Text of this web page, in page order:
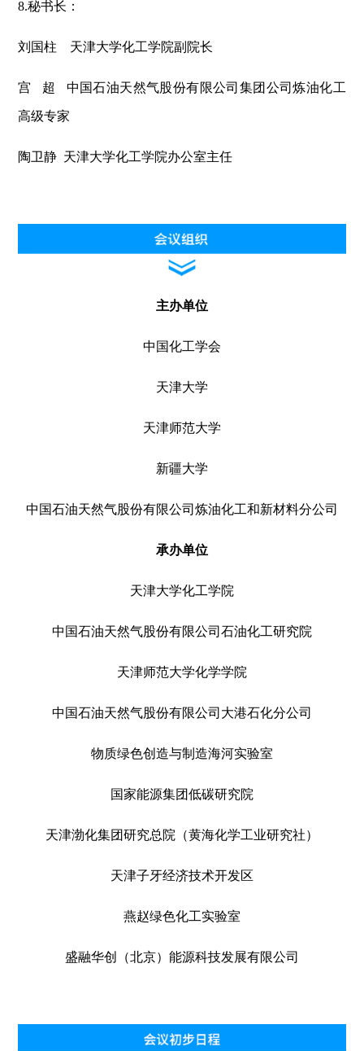
8.秘书长：
刘国柱 天津大学化工学院副院长
宫 超 中国石油天然气股份有限公司集团公司炼油化工
高级专家
陶卫静 天津大学化工学院办公室主任
主办单位
中国化工学会
天津大学
天津师范大学
新疆大学
中国石油天然气股份有限公司炼油化工和新材料分公司
承办单位
天津大学化工学院
中国石油天然气股份有限公司石油化工研究院
天津师范大学化学学院
中国石油天然气股份有限公司大港石化分公司
物质绿色创造与制造海河实验室
国家能源集团低碳研究院
天津渤化集团研究总院（黄海化学工业研究社）
天津子牙经济技术开发区
燕赵绿色化工实验室
盛融华创（北京）能源科技发展有限公司